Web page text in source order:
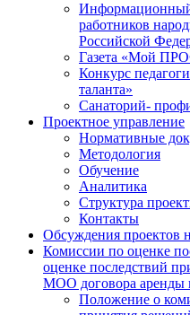
работников
Российской
Газета «Мой
Конкурс
таланта»
Санаторий-
Проектное управление
Нормативные
Методология
Обучение
Аналитика
Структура
Контакты
Обсуждения проектов
Комиссии по оценке
оценке последствий
МОО договора аренды
Положение о